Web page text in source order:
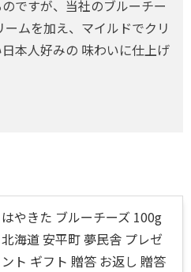
ですが、当社のブルーチー
ムを加え、マイルドでクリ
本人好みの 味わいに仕上げ
はやきた ブルーチーズ 100g
北海道 安平町 夢民舎 プレゼ
ント ギフト 贈答 お返し 贈答